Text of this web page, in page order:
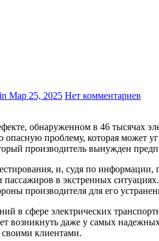
Мар 25, 2025 Нет комментариев
опасную проблему, которая может
производитель вынужден
и, судя по
пассажиров в экстренных
производителя для его
в сфере электрических
возникнуть даже у самых
своими клиентами.